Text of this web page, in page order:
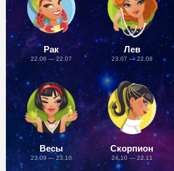
Рак
22.06 — 22.07
Лев
23.07 — 22.08
Весы
23.09 — 23.10
Скорпион
24.10 — 22.11